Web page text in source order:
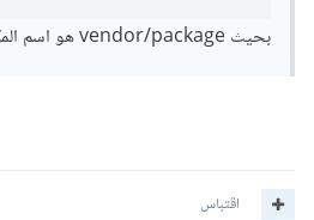
بحيث vendor/package هو اسم المكتبة التي تود حذفها.
اقتباس